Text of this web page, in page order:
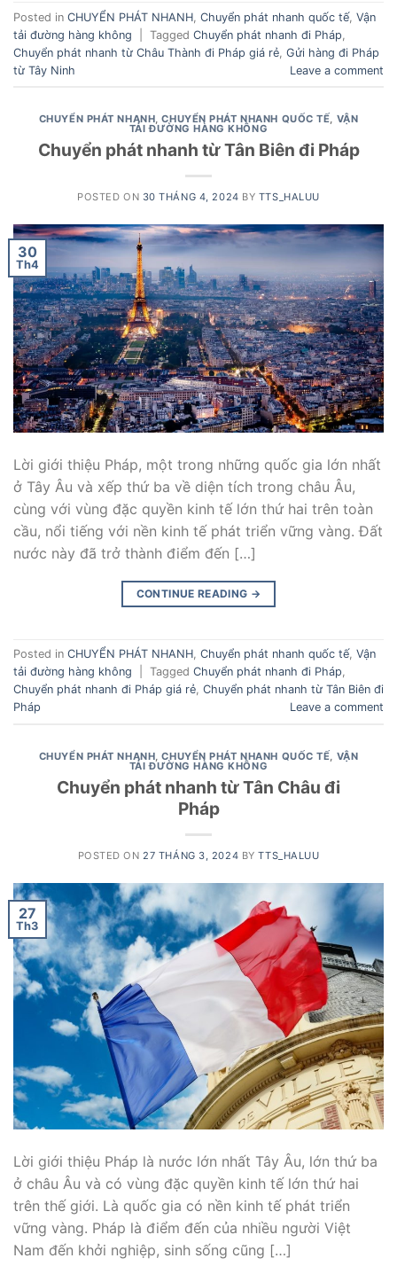
Posted in CHUYỂN PHÁT NHANH Chuyển phát nhanh quốc tế, Vận
tải đường hàng không
Tagged Chuyển phát nhanh đi Pháp
Chuyển phát nhanh từ Châu Thành đi Pháp giá rẻ Gửi hàng đi Pháp
từ Tây Ninh
Leave a comment
CHUYỂN PHÁT NHANH,CHUYỂN PHÁT NHANH QUỐC TẾ, VẬN
TẢI ĐƯỜNG HÀNG KHÔNG
Chuyển phát nhanh từ Tân Biên đi Pháp
POSTED ON 30 THÁNG 4, 2024 BY TTS_HALUU
30
Th4
Lời giới thiệu Pháp, một trong những quốc gia lớn nhất
ở Tây Âu và xếp thứ ba về diện tích trong châu Âu,
cùng với vùng đặc quyền kinh tế lớn thứ hai trên toàn
cầu, nổi tiếng với nền kinh tế phát triển vững vàng. Đất
nước này đã trở thành điểm đến […]
CONTINUE READING →
Posted in CHUYỂN PHÁT NHANH, Chuyển phát nhanh quốc tế, Vận
tải đường hàng không
Tagged Chuyển phát nhanh đi Pháp,
Chuyển phát nhanh đi Pháp giá rẻ, Chuyển phát nhanh từ Tân Biên đi
Pháp
Leave a comment
CHUYỂN PHÁT NHANH,CHUYỂN PHÁT NHANH QUỐC TẾ, VẬN
TẢI ĐƯỜNG HÀNG KHÔNG
Chuyển phát nhanh từ Tân Châu đi
Pháp
POSTED ON 27 THÁNG 3, 2024 BYTTS_HALUU
27
Th3
Lời giới thiệu Pháp là nước lớn nhất Tây Âu, lớn thứ ba
ở châu Âu và có vùng đặc quyền kinh tế lớn thứ hai
trên thế giới. Là quốc gia có nền kinh tế phát triển
vững vàng. Pháp là điểm đến của nhiều người Việt
Nam đến khởi nghiệp, sinh sống cũng […]